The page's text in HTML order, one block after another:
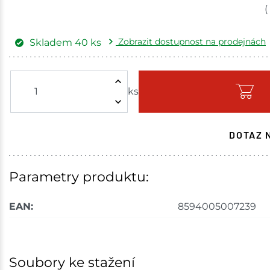
(
ks
Skladem 40 ks
Zobrazit dostupnost na prodejnách
Skladem - ihned k odeslání
Havlíčkův Brod
DOTAZ
Parametry produktu:
EAN: 8594005007239
Soubory ke stažení